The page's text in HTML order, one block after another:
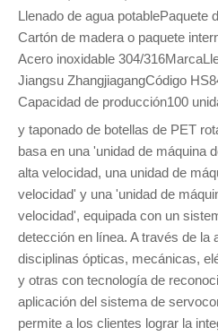
Llenado de agua potablePaquete
Cartón de madera o paquete
Acero inoxidable 304/316Marca
Jiangsu ZhangjiagangCódigo HS
Capacidad de producción100
y taponado de botellas de PET
basa en una 'unidad de máquina
alta velocidad, una unidad de
velocidad' y una 'unidad de
velocidad', equipada con un
detección en línea. A través de la
disciplinas ópticas, mecánicas,
y otras con tecnología de
aplicación del sistema de
permite a los clientes lograr la